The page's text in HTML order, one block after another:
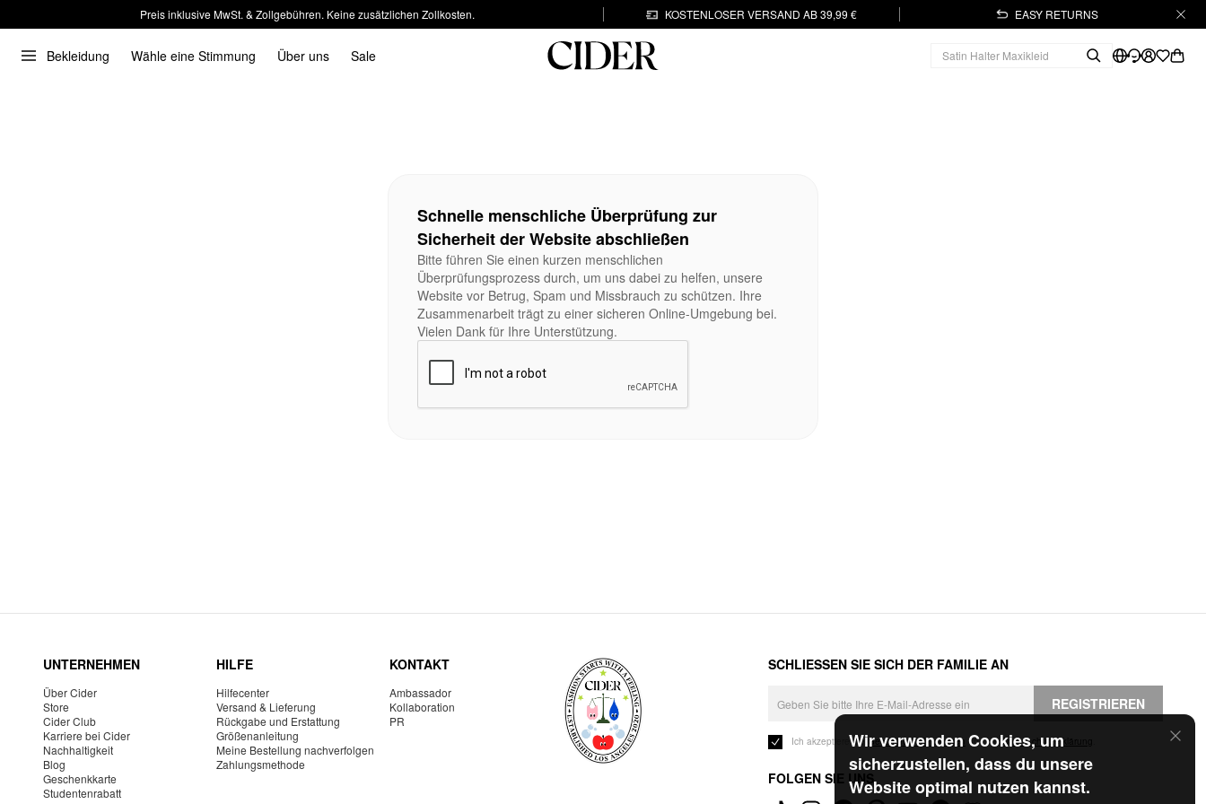
Preis inklusive MwSt. & Zollgebühren. Keine zusätzlichen Zollkosten. KOSTENLOSER VERSAND AB 39,99 € EASY RETURNS
Bekleidung Wähle eine Stimmung Über uns Sale
Wir verwenden Cookies, um
sicherzustellen, dass du unsere
Website optimal nutzen kannst.
Schnelle menschliche Überprüfung zur
Sicherheit der Website abschließen
Bitte führen Sie einen kurzen menschlichen
Überprüfungsprozess durch, um uns dabei zu helfen, unsere
Website vor Betrug, Spam und Missbrauch zu schützen. Ihre
Zusammenarbeit trägt zu einer sicheren Online-Umgebung bei.
Vielen Dank für Ihre Unterstützung.
UNTERNEHMEN
Über Cider
Store
Cider Club
Karriere bei Cider
Nachhaltigkeit
Blog
Geschenkkarte
Studentenrabatt
HILFE
Hilfecenter
Versand & Lieferung
Rückgabe und Erstattung
Größenanleitung
Meine Bestellung nachverfolgen
Zahlungsmethode
KONTAKT
Ambassador
Kollaboration
PR
SCHLIESSEN SIE SICH DER FAMILIE AN
REGISTRIEREN
Ich akzeptiere dieGeschäftsbedingungen und die Datenschutzerklärung
FOLGEN SIE UNS